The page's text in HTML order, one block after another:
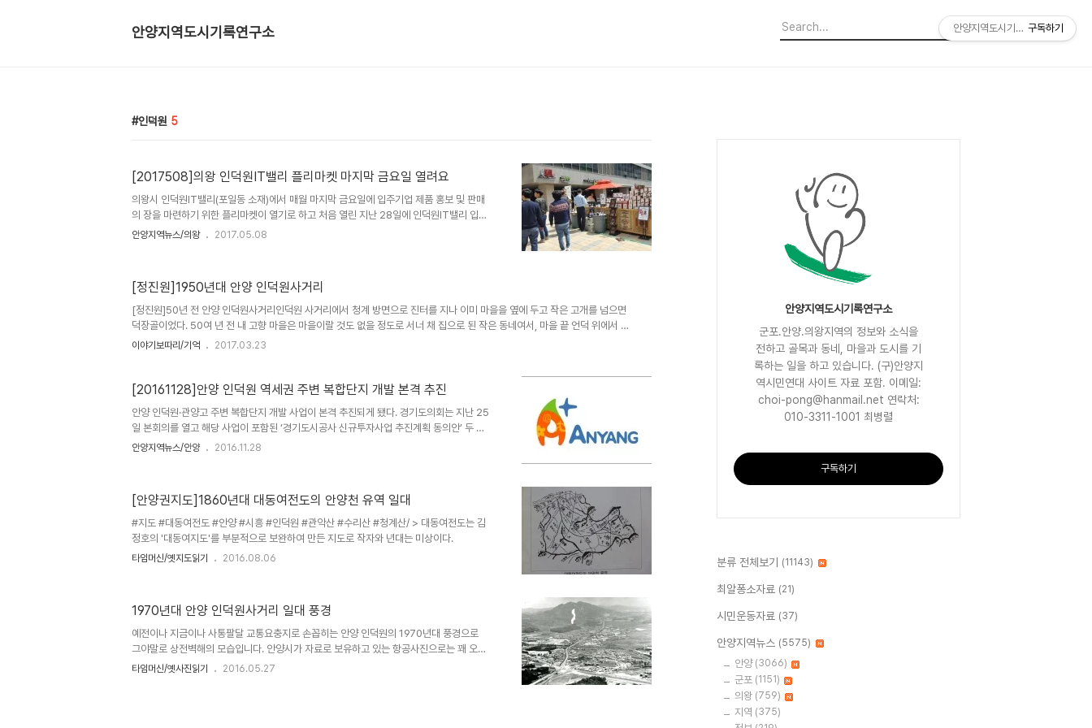
안양지역도시기록연구소
인덕원 5
[2017508]의왕 인덕원IT밸리 플리마켓 마지막 금요일 열려요
의왕시 인덕원IT밸리(포일동 소재)에서 매월 마지막 금요일에 입주기업 제품 홍보 및 판매
의 장을 마련하기 위한 플리마켓이 열기로 하고 처음 열린 지난 28일에 인덕원IT밸리 입주
민은 물론 안양, 과천시민 등 약 1,000여명의 찾아와 성황을 이루었다. 이번에 개최된 ‘윈윈
이어졌다. ‘The제주돈’에서는 수제맥주 300잔을, ‘메이킹북스토리’에서는 부직포 앞치마
를 무료로 제공하여 참여한 업체와 시민들에게 큰 호응을 얻었고, 인덕원IT밸리내 카페인 ..
안양지역뉴스/의왕 2017.05.08
[정진원]1950년대 안양 인덕원사거리
[정진원]50년 전 안양 인덕원사거리인덕원 사거리에서 청계 방면으로 진터를 지나 이미 마을을 옆에 두고 작은 고개를 넘으면
덕장골이었다. 50여 년 전 내 고향 마을은 마을이랄 것도 없을 정도로 서너 채 집으로 된 작은 동네여서, 마을 끝 언덕 위에서 일
하는 사람들의 하얀 겨울 입김이 보였고, 이웃집들의 애기 우는 소리, 기침하는 소리, 대문 여닫는 소리 등이 모두 들려서, 시쳇말
다. 그 당시에 인덕원 사거리는 대처였다. 우리 마을에 없는 것들, 볼 수 없었던..
이야기보따리/기억 2017.03.23
[20161128]안양 인덕원 역세권 주변 복합단지 개발 본격 추진
안양 인덕원·관양고 주변 복합단지 개발 사업이 본격 추진되게 됐다. 경기도의회는 지난 25
일 본회의를 열고 해당 사업이 포함된 ‘경기도시공사 신규투자사업 추진계획 동의안’ 두 건
을 의결처리했다. 안양 인덕원·관양고 복합단지 사업은 안양시 동안구 관양동 141-3 일대
된 사안이었으나 이날 본회의에서 처리됨에 따라 GB 해제를 위한 도시관리계획 신청 등을
거쳐 2018년 상반기 착공에 들어갈 예정이다.
안양지역뉴스/안양 2016.11.28
[안양권지도]1860년대 대동여전도의 안양천 유역 일대
#지도 #대동여전도 #안양 #시흥 #인덕원 #관악산 #수리산 #청계산/ > 대동여전도는 김
정호의 '대동여지도'를 부분적으로 보완하여 만든 지도로 작자와 년대는 미상이다.
타임머신/옛지도읽기 2016.08.06
1970년대 안양 인덕원사거리 일대 풍경
예전이나 지금이나 사통팔달 교통요충지로 손꼽히는 안양 인덕원의 1970년대 풍경으로
그야말로 상전벽해의 모습입니다. 안양시가 자료로 보유하고 있는 항공사진으로는 꽤 오래
된 것이지요. 사진 하단의 우측길이 안양 비산동방향, 좌측길은 성남쪽, 위쪽은 군포.의왕
타임머신/옛사진읽기 2016.05.27
안양지역도시기록연구소
군포.안양.의왕지역의 정보와 소식을
전하고 골목과 동네, 마을과 도시를 기
록하는 일을 하고 있습니다. (구)안양지
역시민연대 사이트 자료 포함. 이메일:
choi-pong@hanmail.net 연락처:
010-3311-1001 최병렬
구독하기
분류 전체보기 (11143)
최알퐁소자료 (21)
시민운동자료 (37)
안양지역뉴스 (5575)
안양 (3066)
군포 (1151)
의왕 (759)
지역 (375)
안양지역도시기록연구소
구독하기